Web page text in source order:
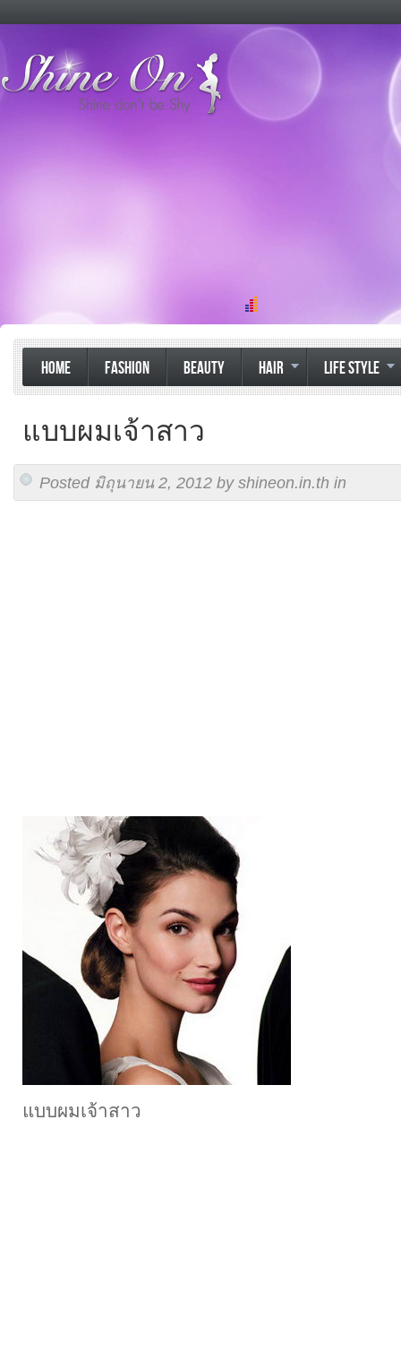
HOME FASHION BEAUTY HAIR LIFE STYLE
แบบผมเจ้าสาว
Posted มิถุนายน 2, 2012 by shineon.in.th in
แบบผมเจ้าสาว